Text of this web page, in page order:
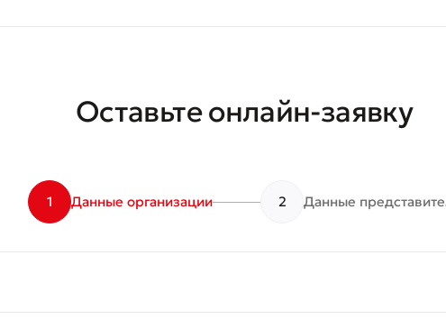
Оцените качество обслуживания
Оставьте онлайн-заявку
1 Данные организации 2 Данные